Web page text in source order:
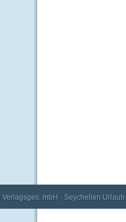
mbH · Seychellen Urlaub